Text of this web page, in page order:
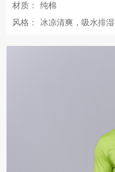
材质：
纯棉
风格：
冰凉清爽，吸水排湿